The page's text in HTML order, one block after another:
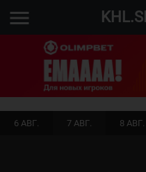
menu
6 АВГ. 7 АВГ. 8 АВГ.